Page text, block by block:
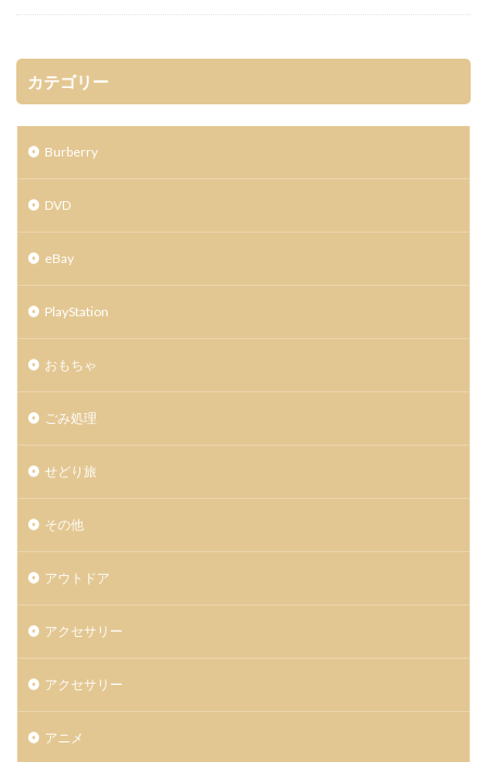
カテゴリー
Burberry
DVD
eBay
PlayStation
おもちゃ
ごみ処理
せどり旅
その他
アウトドア
アクセサリー
アクセサリー
アニメ